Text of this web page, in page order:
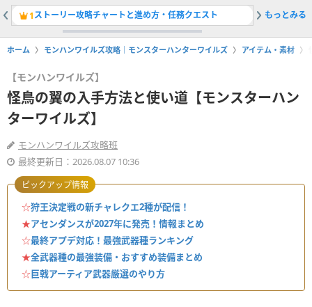
1ストーリー攻略チャートと進め方・任務クエスト 2狩猟笛
もっとみる
ホーム モンハンワイルズ攻略｜モンスターハンターワイルズ アイテム・素材
【モンハンワイルズ】
怪鳥の翼の入手方法と使い道【モンスターハン
ターワイルズ】
モンハンワイルズ攻略班
最終更新日：2026.08.07 10:36
☆狩王決定戦の新チャレクエ2種が配信！
★アセンダンスが2027年に発売！情報まとめ
☆最終アプデ対応！最強武器種ランキング
★全武器種の最強装備・おすすめ装備まとめ
☆巨戟アーティア武器厳選のやり方
ピックアップ情報